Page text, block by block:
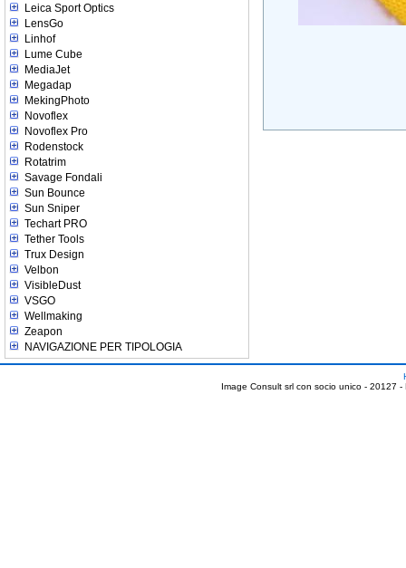
Leica Sport Optics
LensGo
Linhof
Lume Cube
MediaJet
Megadap
MekingPhoto
Novoflex
Novoflex Pro
Rodenstock
Rotatrim
Savage Fondali
Sun Bounce
Sun Sniper
Techart PRO
Tether Tools
Trux Design
Velbon
VisibleDust
VSGO
Wellmaking
Zeapon
NAVIGAZIONE PER TIPOLOGIA
Image Consult srl con socio unico - 20127